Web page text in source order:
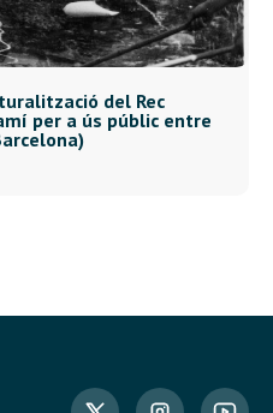
del Rec
per a ús públic entre